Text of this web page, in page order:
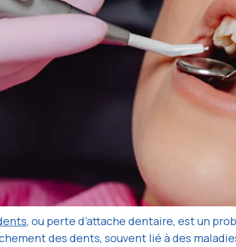
, ou perte d’attache dentaire, est un
des dents, souvent lié à des